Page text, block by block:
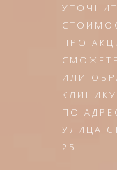
ПРО
ИЛИ
ПО
УЛИЦА
25.